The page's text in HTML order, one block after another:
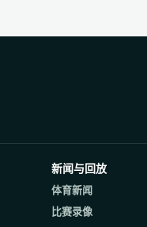
新闻与回放
体育新闻
比赛录像